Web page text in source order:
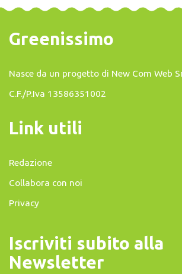
Greenissimo
Nasce da un progetto di New Com Web
C.F./P.Iva 13586351002
Link utili
Redazione
Collabora con noi
Privacy
Iscriviti subito alla
Newsletter